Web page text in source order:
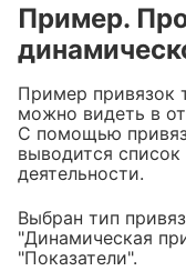
Пример.
Пример привязок
можно видеть в
С помощью
выводится
деятельности.
Выбран тип
"Динамическая
"Показатели".